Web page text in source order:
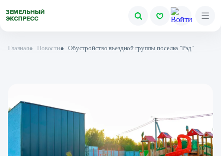
Главная● Новости● Обустройство въездной группы поселка "Рэд"